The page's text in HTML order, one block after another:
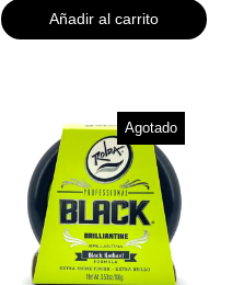
Añadir al carrito
Agotado